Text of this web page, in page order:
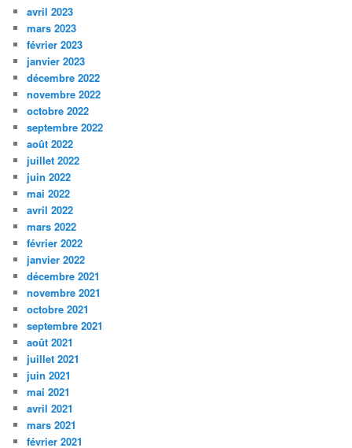
avril 2023
mars 2023
février 2023
janvier 2023
décembre 2022
novembre 2022
octobre 2022
septembre 2022
août 2022
juillet 2022
juin 2022
mai 2022
avril 2022
mars 2022
février 2022
janvier 2022
décembre 2021
novembre 2021
octobre 2021
septembre 2021
août 2021
juillet 2021
juin 2021
mai 2021
avril 2021
mars 2021
février 2021